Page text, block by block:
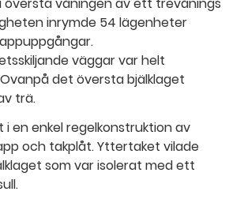
inrymde 54 lägenheter
väggar var helt
det översta bjälklaget
trä.
en enkel regelkonstruktion av
och takplåt. Yttertaket vilade
som var isolerat med ett